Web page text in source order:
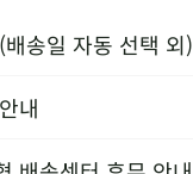
송일 자동 선택 외)
내